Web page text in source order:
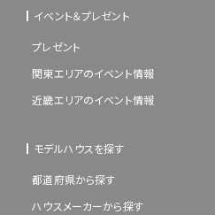
イベント＆プレゼント
プレゼント
関東エリアのイベント情報
近畿エリアのイベント情報
モデルハウスを探す
都道府県から探す
ハウスメーカーから探す